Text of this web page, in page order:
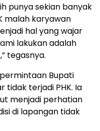
punya sekian banyak
malah karyawan
hal yang wajar
lakukan adalah
tegasnya.
Bupati
tidak terjadi PHK. Ia
menjadi perhatian
di lapangan tidak